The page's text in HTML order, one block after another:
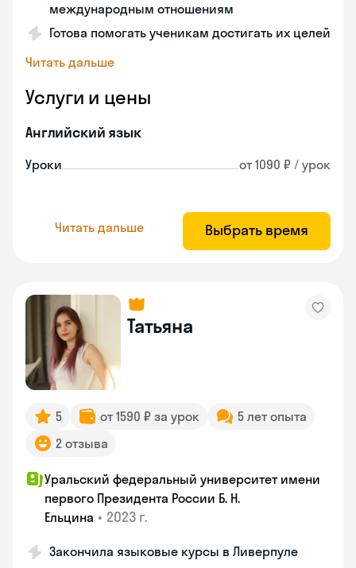
международным отношениям
Готова помогать ученикам достигать их целей
Читать дальше
Услуги и цены
Английский язык
Уроки от 1090 ₽ / урок
Читать дальше Выбрать время
Татьяна
5 от 1590 ₽ за урок
5 лет опыта
2 отзыва
Уральский федеральный университет имени
первого Президента России Б. Н.
Ельцина • 2023 г.
Закончила языковые курсы в Ливерпуле